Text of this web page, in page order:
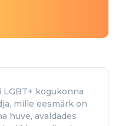
LGBT+ kogukonna
mille eesmärk on
huve, avaldades